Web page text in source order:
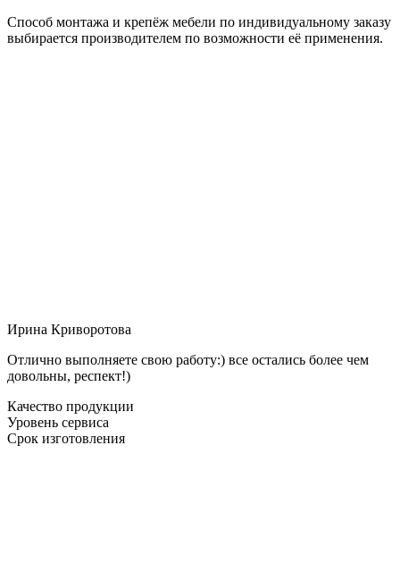
Способ монтажа и крепёж мебели по индивидуальному заказу
выбирается производителем по возможности её применения.
Ирина Криворотова
Отлично выполняете свою работу:) все остались более чем
довольны, респект!)
Качество продукции
Уровень сервиса
Срок изготовления